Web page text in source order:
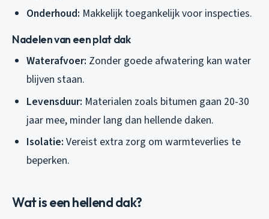
Onderhoud: Makkelijk toegankelijk voor inspecties.
Nadelen van een plat dak
Waterafvoer: Zonder goede afwatering kan water
blijven staan.
Levensduur: Materialen zoals bitumen gaan 20-30
jaar mee, minder lang dan hellende daken.
Isolatie: Vereist extra zorg om warmteverlies te
beperken.
Wat is een hellend dak?